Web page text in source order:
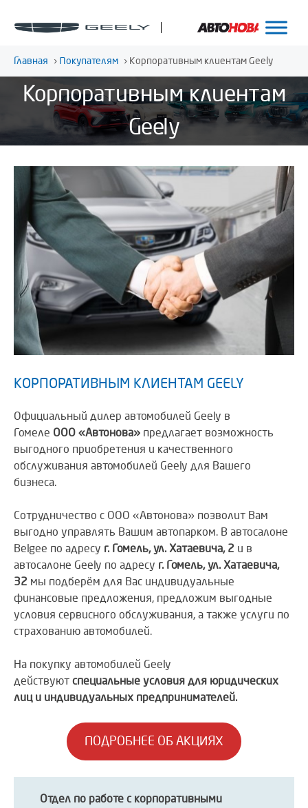
Главная › Покупателям › Корпоративным клиентам Geely
Корпоративным клиентам
Geely
КОРПОРАТИВНЫМ КЛИЕНТАМ GEELY
Официальный дилер автомобилей Geely в
Гомеле ООО «Автонова» предлагает возможность
выгодного приобретения и качественного
обслуживания автомобилей Geely для Вашего
бизнеса.
Сотрудничество с ООО «Автонова» позволит Вам
выгодно управлять Вашим автопарком. В автосалоне
Belgee по адресу г. Гомель, ул. Хатаевича, 2 и в
автосалоне Geely по адресу г. Гомель, ул. Хатаевича,
32 мы подберём для Вас индивидуальные
финансовые предложения, предложим выгодные
условия сервисного обслуживания, а также услуги по
страхованию автомобилей.
На покупку автомобилей Geely
действуют специальные условия для юридических
лиц и индивидуальных предпринимателей.
ПОДРОБНЕЕ ОБ АКЦИЯХ
Отдел по работе с корпоративными